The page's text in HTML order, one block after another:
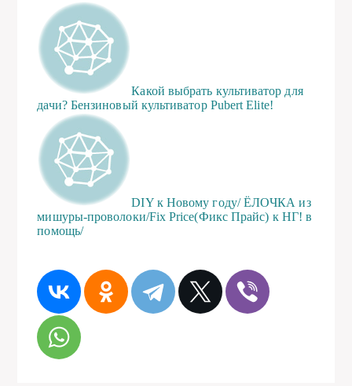
Какой выбрать культиватор для
дачи? Бензиновый культиватор Pubert Elite!
DIY к Новому году/ ЁЛОЧКА из
мишуры-проволоки/Fix Price(Фикс Прайс) к НГ! в
помощь/